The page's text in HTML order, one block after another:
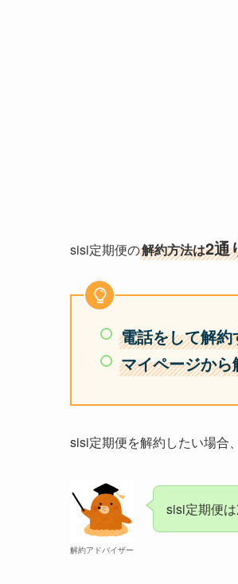
sisi定期便の解約方法は2通
電話をして解約
マイページから
sisi定期便を解約したい場合
解約アドバイザー
sisi定期便